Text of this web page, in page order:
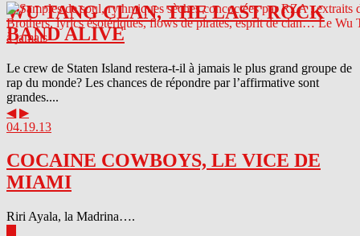
WU TANG CLAN, THE LAST ROCK
BAND ALIVE
Le crew de Staten Island restera-t-il à jamais le plus grand groupe de
rap du monde? Les chances de répondre par l’affirmative sont
grandes....
◀ ▶
04.19.13
COCAINE COWBOYS, LE VICE DE
MIAMI
Riri Ayala, la Madrina….